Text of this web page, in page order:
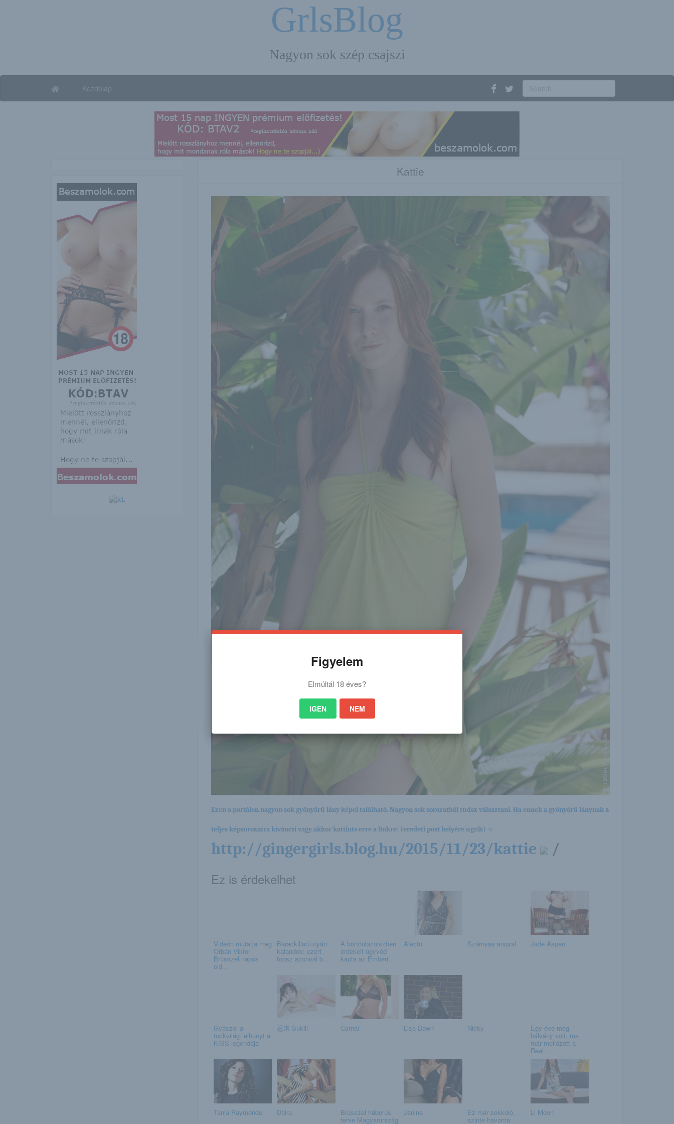
GrlsBlog
Nagyon sok szép csajszi
Kezdőlap
Kattie
Ezen a portálon nagyon sok gyönyörű lány képei található. Nagyon sok sorozatból tudsz választani. Ha ennek a gyönyörű lánynak a
teljes képsorozatra kíváncsi vagy akkor kattints erre a linkre: (eredeti post helyére ugrik) -:-
http://gingergirls.blog.hu/2015/11/23/kattie /
Ez is érdekelhet
Videón mutatja meg
Orbán Viktor
Brüsszel napos
old...
Barackillatú nyári
kalandok: ezért
fogsz azonnal b...
A börtönbizniszben
érdekelt ügyvéd
kapta az Emberi...
Alecto Szárnyas angyal Jade Aspen
Gyászol a
rockvilág: elhunyt a
KISS legendája
思淇 Sukiii Carnal Lisa Dawn Nicky Egy éve még
bálvány volt, ma
már mellőzött a
Real ...
Tania Raymonde Doira Brüsszel háborús
terve Magyarország
Janine Ez már sokkoló,
szinte havonta
Li Moon
Figyelem
Elmúltál 18 éves?
IGEN NEM